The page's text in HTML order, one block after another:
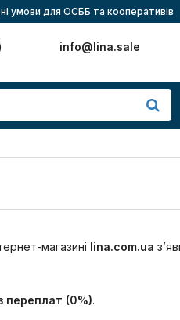
умови для ОСББ та кооперативів
info@lina.sale
магазині lina.com.ua
переплат (0%).